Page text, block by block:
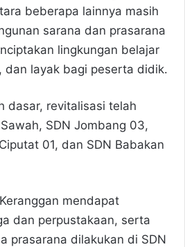
beberapa lainnya masih
sarana dan prasarana
lingkungan belajar
dan layak bagi peserta didik.
dasar, revitalisasi telah
SDN Jombang 03,
01, dan SDN Babakan
mendapat
dan perpustakaan, serta
prasarana dilakukan di SDN